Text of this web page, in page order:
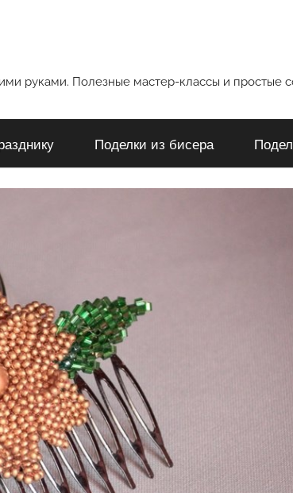
руками. Полезные мастер-классы и простые
Поделки из бисера